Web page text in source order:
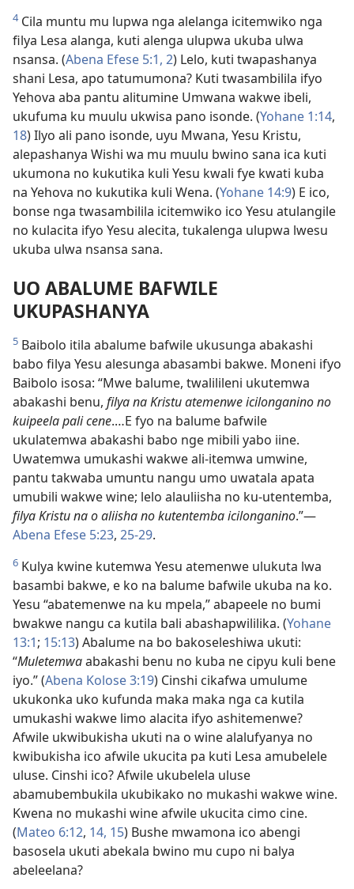
4Cila muntu mu lupwa nga alelanga icitemwiko nga
filya Lesa alanga, kuti alenga ulupwa ukuba ulwa
nsansa. (Abena Efese 5:1, 2) Lelo, kuti twapashanya
shani Lesa, apo tatumumona? Kuti twasambilila ifyo
Yehova aba pantu alitumine Umwana wakwe ibeli,
ukufuma ku muulu ukwisa pano isonde. (Yohane 1:14,
18) Ilyo ali pano isonde, uyu Mwana, Yesu Kristu,
alepashanya Wishi wa mu muulu bwino sana ica kuti
ukumona no kukutika kuli Yesu kwali fye kwati kuba
na Yehova no kukutika kuli Wena. (Yohane 14:9) E ico,
bonse nga twasambilila icitemwiko ico Yesu atulangile
no kulacita ifyo Yesu alecita, tukalenga ulupwa lwesu
ukuba ulwa nsansa sana.
UO ABALUME BAFWILE
UKUPASHANYA
5 Baibolo itila abalume bafwile ukusunga abakashi
babo filya Yesu alesunga abasambi bakwe. Moneni ifyo
Baibolo isosa: “Mwe balume, twalilileni ukutemwa
abakashi benu, filya na Kristu atemenwe icilonganino no
kuipeela pali cene.…E fyo na balume bafwile
ukulatemwa abakashi babo nge mibili yabo iine.
Uwatemwa umukashi wakwe ali-itemwa umwine,
pantu takwaba umuntu nangu umo uwatala apata
umubili wakwe wine; lelo alauliisha no ku-utentemba,
filya Kristu na o aliisha no kutentemba icilonganino.”—
Abena Efese 5:23, 25-29.
6 Kulya kwine kutemwa Yesu atemenwe ulukuta lwa
basambi bakwe, e ko na balume bafwile ukuba na ko.
Yesu “abatemenwe na ku mpela,” abapeele no bumi
bwakwe nangu ca kutila bali abashapwililika. (Yohane
13:1; 15:13) Abalume na bo bakoseleshiwa ukuti:
“Muletemwaabakashi benu no kuba ne cipyu kuli bene
iyo.” (Abena Kolose 3:19) Cinshi cikafwa umulume
ukukonka uko kufunda maka maka nga ca kutila
umukashi wakwe limo alacita ifyo ashitemenwe?
Afwile ukwibukisha ukuti na o wine alalufyanya no
kwibukisha ico afwile ukucita pa kuti Lesa amubelele
uluse. Cinshi ico? Afwile ukubelela uluse
abamubembukila ukubikako no mukashi wakwe wine.
Kwena no mukashi wine afwile ukucita cimo cine.
(Mateo 6:12, 14, 15) Bushe mwamona ico abengi
basosela ukuti abekala bwino mu cupo ni balya
abeleelana?